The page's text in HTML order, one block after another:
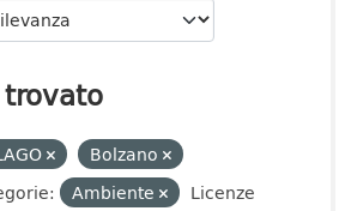
Bolzano
Ambiente
Licenze